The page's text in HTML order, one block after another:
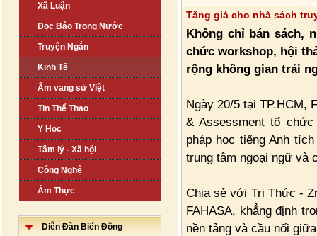
Xã Luận
Đọc Báo Trong Nước
Truyện Ngắn
Kinh Tế
Âm vang sử Việt
Tin Thể Thao
Y Học
Tâm lý - Xã hội
Công Nghệ
Ẩm Thực
Diễn Đàn Biển Đông
Tăng giá cho nhà sách
Không chỉ bán sách,
chức workshop, hội
rộng không gian trải
Ngày 20/5 tại TP.HCM,
& Assessment tổ chức
pháp học tiếng Anh
trung tâm ngoại ngữ và
Chia sẻ với Tri Thức -
FAHASA, khẳng định
nền tảng và cầu nối